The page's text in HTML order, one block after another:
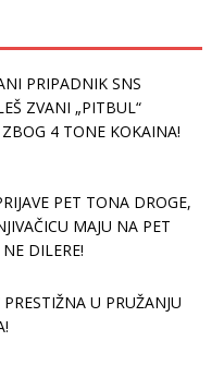
PRIPADNIK SNS
ZVANI „PITBUL“
4 TONE KOKAINA!
PET TONA DROGE,
MAJU NA PET
DILERE!
U PRUŽANJU